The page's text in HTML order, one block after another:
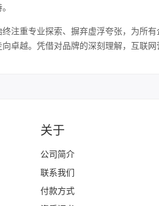
注重专业探索、摒弃虚浮夸张，为所
卓越。凭借对品牌的深刻理解，互联
关于
公司简介
联系我们
付款方式